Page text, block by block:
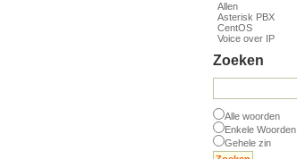
Allen
Asterisk PBX
CentOS
Voice over IP
Zoeken
Alle woorden
Enkele Woorden
Gehele zin